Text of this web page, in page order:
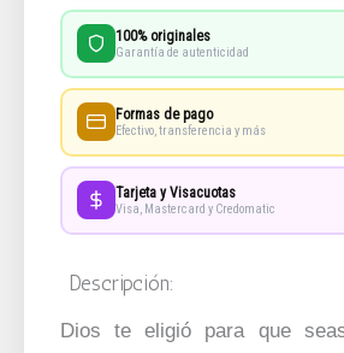
Tu
Rey
(Su
Princesa
Serie)
cantidad
100% originales
Garantía de autenticidad
Formas de pago
Efectivo, transferencia y más
Tarjeta y Visacuotas
Visa, Mastercard y Credomatic
Descripción:
Dios te eligió para que